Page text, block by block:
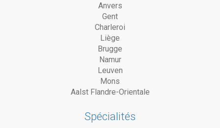
Anvers
Gent
Charleroi
Liège
Brugge
Namur
Leuven
Mons
Aalst Flandre-Orientale
Spécialités